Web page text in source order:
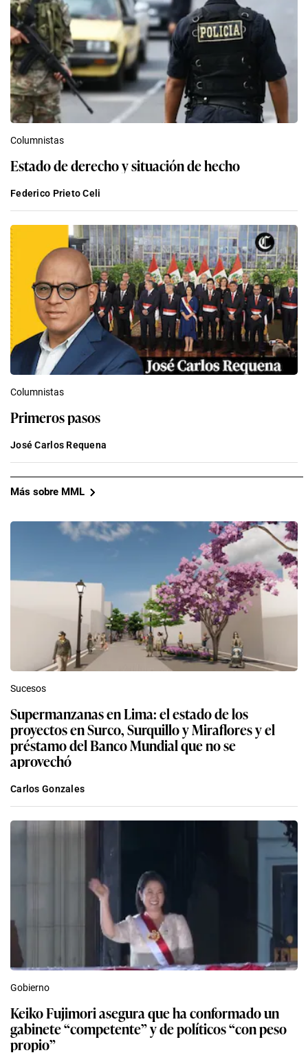
Columnistas
Estado de derecho y situación de hecho
Federico Prieto Celi
Columnistas
Primeros pasos
José Carlos Requena
Más sobre MML
Sucesos
Supermanzanas en Lima: el estado de los
proyectos en Surco, Surquillo y Miraflores y el
préstamo del Banco Mundial que no se
aprovechó
Carlos Gonzales
Gobierno
Keiko Fujimori asegura que ha conformado un
gabinete “competente” y de políticos “con peso
propio”